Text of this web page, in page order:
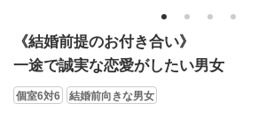
1 2 3 4
《結婚前提のお付き合い》
一途で誠実な恋愛がしたい男女
個室6対6 結婚前向きな男女